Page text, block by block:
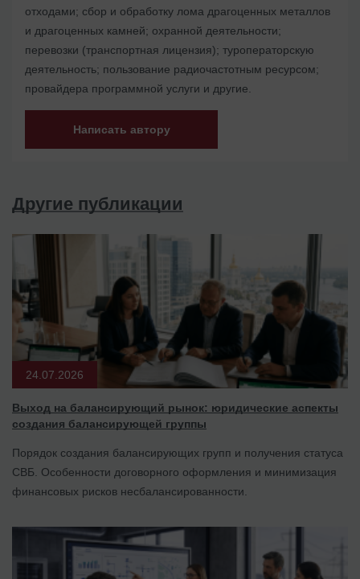
отходами; сбор и обработку лома драгоценных металлов
и драгоценных камней; охранной деятельности;
перевозки (транспортная лицензия); туроператорскую
деятельность; пользование радиочастотным ресурсом;
провайдера программной услуги и другие.
Написать автору
Другие публикации
24.07.2026
Выход на балансирующий рынок: юридические аспекты
создания балансирующей группы
Порядок создания балансирующих групп и получения статуса
СВБ. Особенности договорного оформления и минимизация
финансовых рисков несбалансированности.